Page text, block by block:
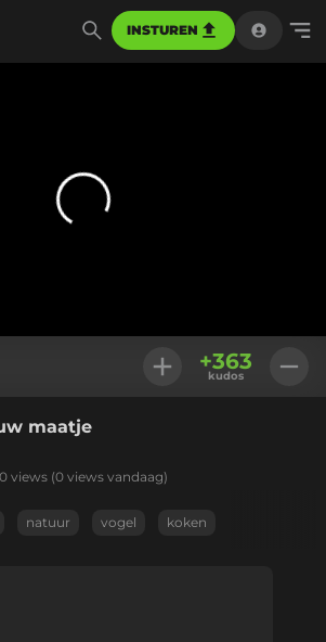
INSTUREN
+363
kudos
maatje
views (0 views vandaag)
natuur vogel koken